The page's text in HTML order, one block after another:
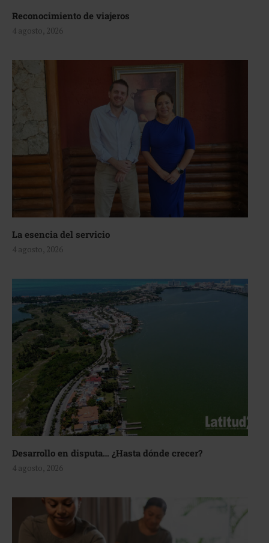
Reconocimiento de viajeros
4 agosto, 2026
La esencia del servicio
4 agosto, 2026
Desarrollo en disputa… ¿Hasta dónde crecer?
4 agosto, 2026